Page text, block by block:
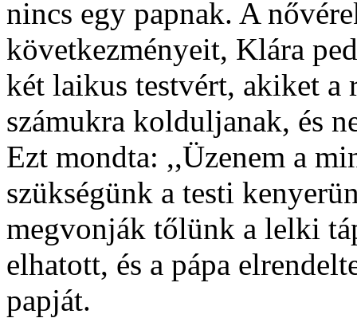
nincs egy papnak. A
következményeit, Klára
két laikus testvért, akiket
számukra kolduljanak, és
Ezt mondta: ,,Üzenem a
szükségünk a testi
megvonják tőlünk a lelki
elhatott, és a pápa
papját.